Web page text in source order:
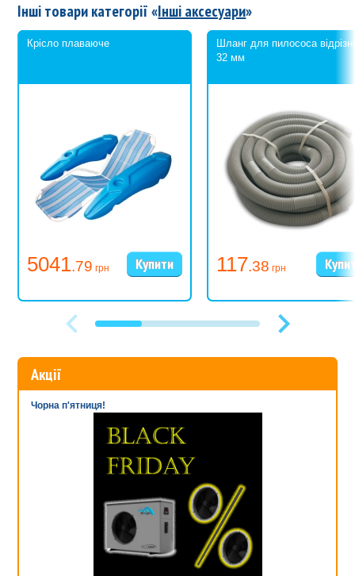
Інші товари категорії «Інші аксесуари»
Крісло плаваюче
5041.79 грн
Шланг для пилососа
32 мм
117.38 грн
Акції
Чорна п'ятниця!